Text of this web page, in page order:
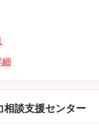
相談支援センター